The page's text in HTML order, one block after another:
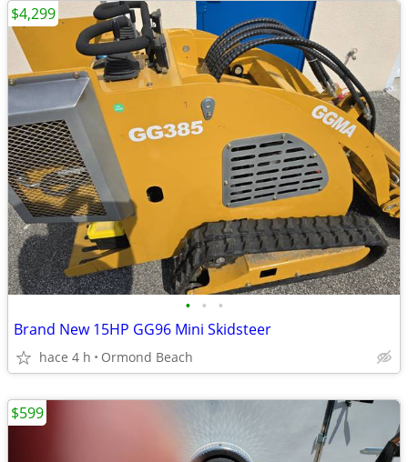
• • •
Brand New 15HP GG96 Mini Skidsteer
hace 4 h Ormond Beach
$4,299
$599